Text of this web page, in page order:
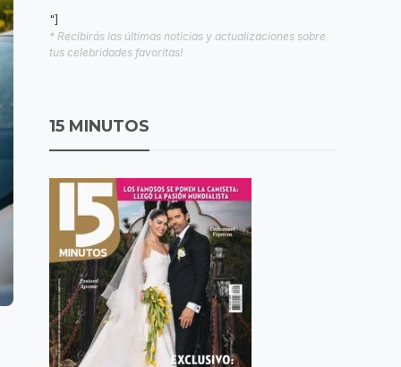
"]
* Recibirás las últimas noticias y actualizaciones sobre
tus celebridades favoritas!
15 MINUTOS